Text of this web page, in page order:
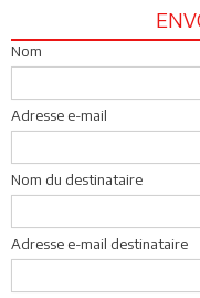
Nom
Adresse e-mail
Nom du destinataire
Adresse e-mail destinataire